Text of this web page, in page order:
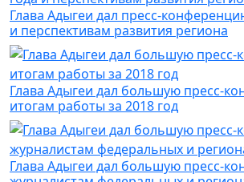
Глава Адыгеи дал пресс-
и перспективам развития региона
Глава Адыгеи дал большую пресс-
итогам работы за 2018 год
Глава Адыгеи дал большую пресс-